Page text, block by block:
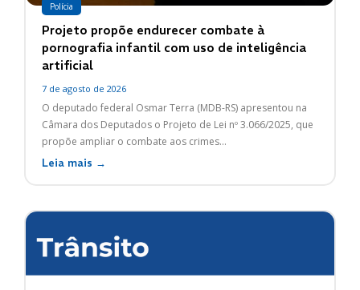
Polícia
Projeto propõe endurecer combate à
pornografia infantil com uso de inteligência
artificial
7 de agosto de 2026
O deputado federal Osmar Terra (MDB-RS) apresentou na
Câmara dos Deputados o Projeto de Lei nº 3.066/2025, que
propõe ampliar o combate aos crimes...
Leia mais →